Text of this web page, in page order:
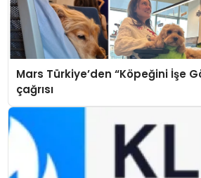
Mars Türkiye’den “Köpeğini İşe
çağrısı